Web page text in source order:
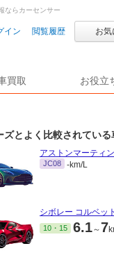
イン 閲覧履歴 お気
買取 お役立
ならカーセンサー
ズとよく比較されている
アストンマーティ
JC08 -km/L
シボレー コルベット
10・15 6.1～7